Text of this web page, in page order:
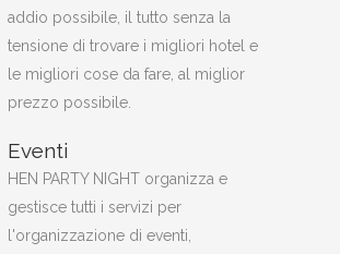
addio possibile, il tutto senza la
tensione di trovare i migliori hotel e
le migliori cose da fare, al miglior
prezzo possibile.
Eventi
HEN PARTY NIGHT organizza e
gestisce tutti i servizi per
l'organizzazione di eventi,